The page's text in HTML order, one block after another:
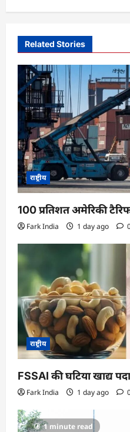
v
a
t
i
o
n
Related Stories
राष्ट्रीय
100 प्रतिशत अमेरिकी
Fark India 1 day ago
राष्ट्रीय
FSSAI की घटिया खाद्य
Fark India 1 day ago
1 minute read